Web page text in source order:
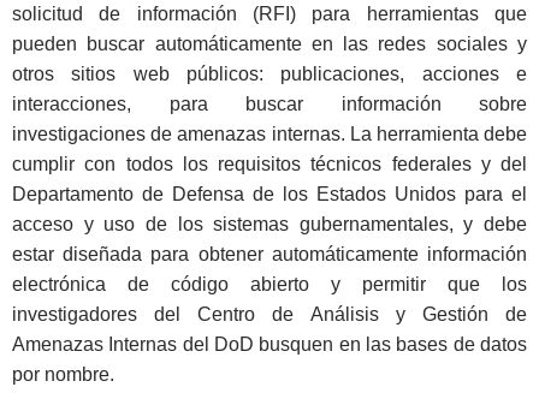
solicitud de información (RFI) para herramientas que
pueden buscar automáticamente en las redes sociales y
otros sitios web públicos: publicaciones, acciones e
interacciones, para buscar información sobre
investigaciones de amenazas internas. La herramienta debe
cumplir con todos los requisitos técnicos federales y del
Departamento de Defensa de los Estados Unidos para el
acceso y uso de los sistemas gubernamentales, y debe
estar diseñada para obtener automáticamente información
electrónica de código abierto y permitir que los
investigadores del Centro de Análisis y Gestión de
Amenazas Internas del DoD busquen en las bases de datos
por nombre.